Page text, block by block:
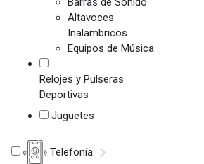
Altavoces
Inalambricos
Equipos de Música
Relojes y Pulseras
Deportivas
Juguetes
Telefonía